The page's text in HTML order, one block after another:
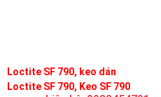
Loctite SF 790, keo dán
Loctite SF 790, Keo SF 790